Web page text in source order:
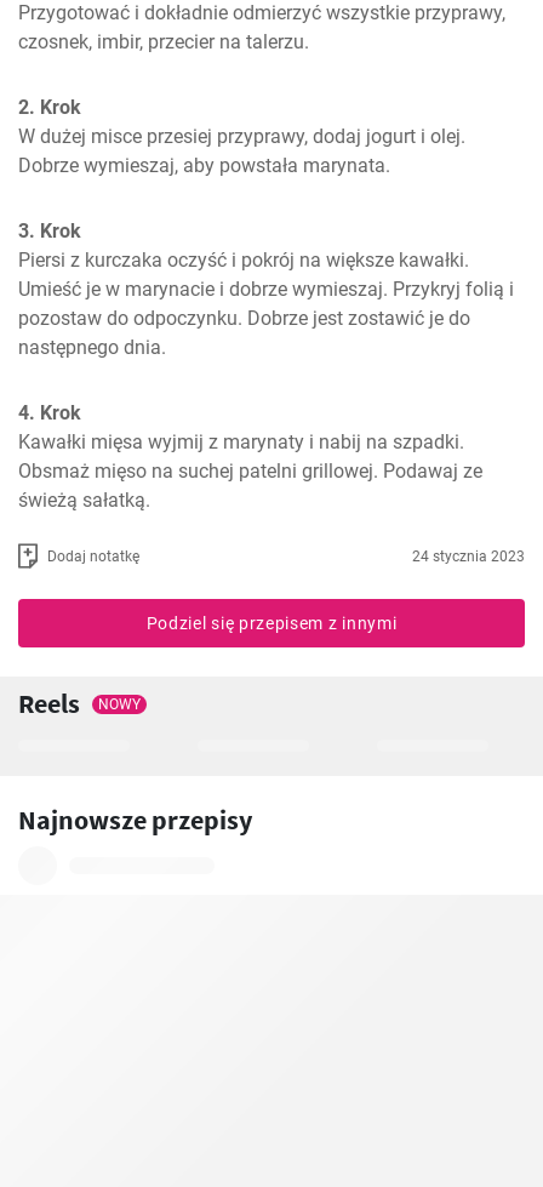
Przygotować i dokładnie odmierzyć wszystkie przyprawy,
czosnek, imbir, przecier na talerzu.
2. Krok
W dużej misce przesiej przyprawy, dodaj jogurt i olej.
Dobrze wymieszaj, aby powstała marynata.
3. Krok
Piersi z kurczaka oczyść i pokrój na większe kawałki.
Umieść je w marynacie i dobrze wymieszaj. Przykryj folią i
pozostaw do odpoczynku. Dobrze jest zostawić je do
następnego dnia.
4. Krok
Kawałki mięsa wyjmij z marynaty i nabij na szpadki.
Obsmaż mięso na suchej patelni grillowej. Podawaj ze
świeżą sałatką.
Dodaj notatkę 24 stycznia 2023
Podziel się przepisem z innymi
Reels NOWY
Najnowsze przepisy